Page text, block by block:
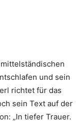
und sein
richtet für das
sein Text auf der
„In tiefer Trauer.